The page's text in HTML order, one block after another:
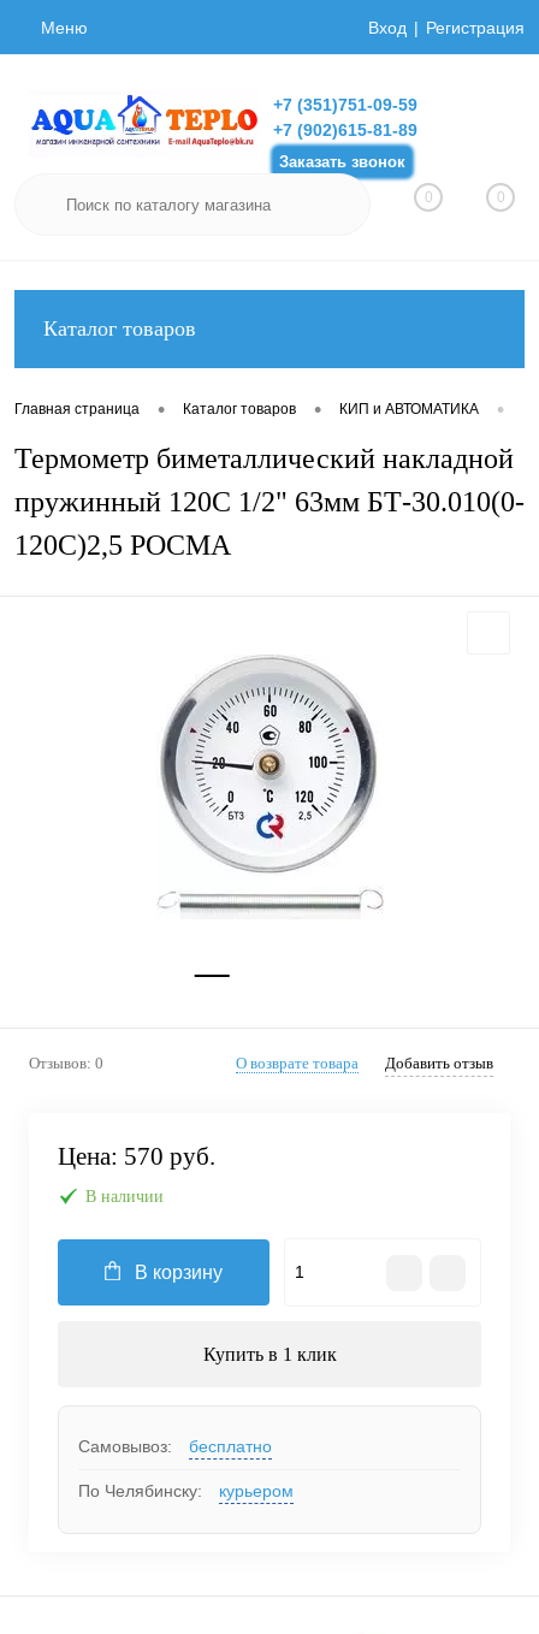
Меню Вход Регистрация
+7 (351)751-09-59
+7 (902)615-81-89
Заказать звонок
0 0
Каталог товаров
Главная страница • Каталог товаров • КИП и АВТОМАТИКА •
Термометр биметаллический накладной
пружинный 120С 1/2" 63мм БТ-30.010(0-
120С)2,5 РОСМА
Отзывов: 0 О возврате товара Добавить отзыв
Цена: 570 руб.
В наличии
В корзину
Купить в 1 клик
Самовывоз: бесплатно
По Челябинску: курьером